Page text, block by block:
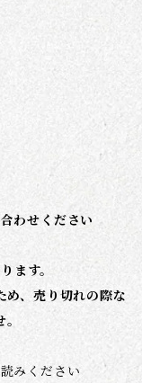
わせください
ます。
め、売り切れの際な
みください